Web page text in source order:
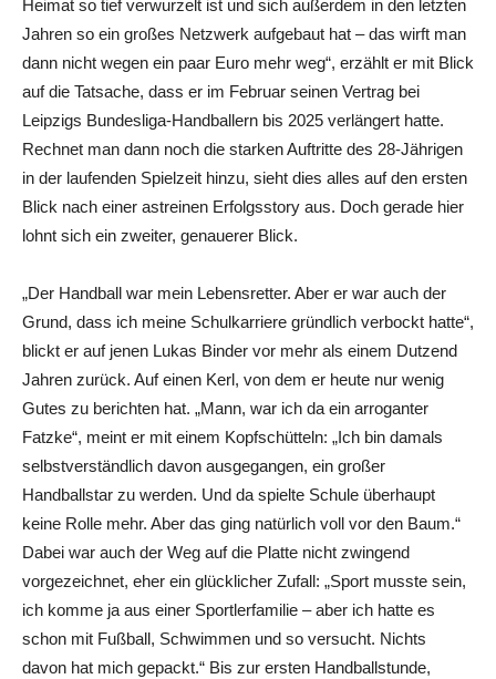
Heimat so tief verwurzelt ist und sich außerdem in den letzten
Jahren so ein großes Netzwerk aufgebaut hat – das wirft man
dann nicht wegen ein paar Euro mehr weg“, erzählt er mit Blick
auf die Tatsache, dass er im Februar seinen Vertrag bei
Leipzigs Bundesliga-Handballern bis 2025 verlängert hatte.
Rechnet man dann noch die starken Auftritte des 28-Jährigen
in der laufenden Spielzeit hinzu, sieht dies alles auf den ersten
Blick nach einer astreinen Erfolgsstory aus. Doch gerade hier
lohnt sich ein zweiter, genauerer Blick.
„Der Handball war mein Lebensretter. Aber er war auch der
Grund, dass ich meine Schulkarriere gründlich verbockt hatte“,
blickt er auf jenen Lukas Binder vor mehr als einem Dutzend
Jahren zurück. Auf einen Kerl, von dem er heute nur wenig
Gutes zu berichten hat. „Mann, war ich da ein arroganter
Fatzke“, meint er mit einem Kopfschütteln: „Ich bin damals
selbstverständlich davon ausgegangen, ein großer
Handballstar zu werden. Und da spielte Schule überhaupt
keine Rolle mehr. Aber das ging natürlich voll vor den Baum.“
Dabei war auch der Weg auf die Platte nicht zwingend
vorgezeichnet, eher ein glücklicher Zufall: „Sport musste sein,
ich komme ja aus einer Sportlerfamilie – aber ich hatte es
schon mit Fußball, Schwimmen und so versucht. Nichts
davon hat mich gepackt.“ Bis zur ersten Handballstunde,